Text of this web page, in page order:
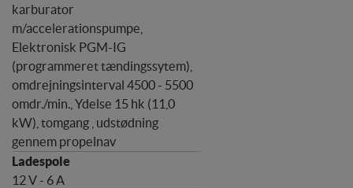
karburator
m/accelerationspumpe,
Elektronisk PGM-IG
(programmeret tændingssytem),
omdrejningsinterval 4500 - 5500
omdr./min., Ydelse 15 hk (11,0
kW), tomgang , udstødning
gennem propelnav
12 V - 6 A